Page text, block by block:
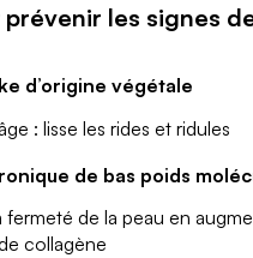
les signes
d’origine végétale
: lisse les rides et ridules
de bas poids
fermeté de la peau en
collagène